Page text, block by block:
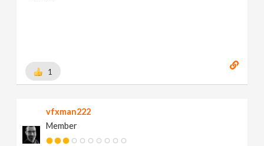
1
vfxman222
Member